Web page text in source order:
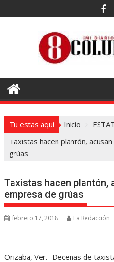
al
Tu estas aquí Inicio
Taxistas hacen plantón,
grúas
Taxistas hacen plantón,
empresa de grúas
febrero 17, 2018 La Redacción
Orizaba, Ver.- Decenas de